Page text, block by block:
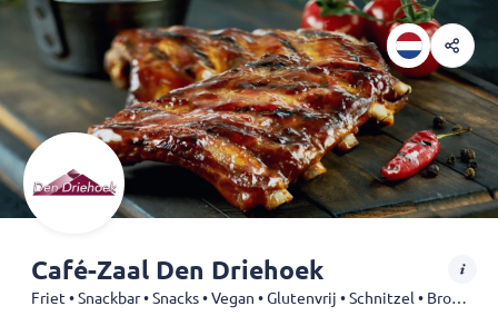
Café-Zaal Den Driehoek
Friet • Snackbar • Snacks • Vegan • Glutenvrij • Schnitzel • Broodjes • Kip